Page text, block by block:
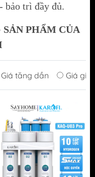
bảo trì đầy đủ.
SẢN PHẨM CỦA
Giá tăng dần Giá